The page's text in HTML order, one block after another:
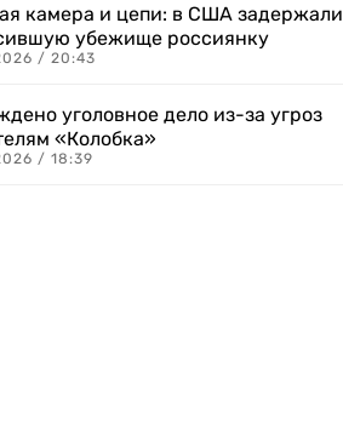
камера и цепи: в США задержали
убежище россиянку
/ 20:43
уголовное дело из-за угроз
«Колобка»
/ 18:39